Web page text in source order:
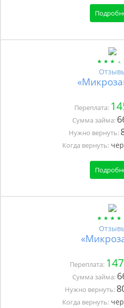
Переплата:
Сумма займа:
Нужно вернуть:
Когда вернуть:
Переплата:
Сумма займа:
Нужно вернуть:
Когда вернуть: